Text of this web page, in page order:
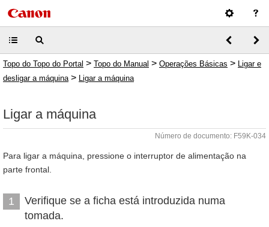
Topo do Topo do Portal > Topo do Manual > Operações Básicas > Ligar e
desligar a máquina > Ligar a máquina
Ligar a máquina
Número de documento: F59K-034
Para ligar a máquina, pressione o interruptor de alimentação na
parte frontal.
1
Verifique se a ficha está introduzida numa
tomada.